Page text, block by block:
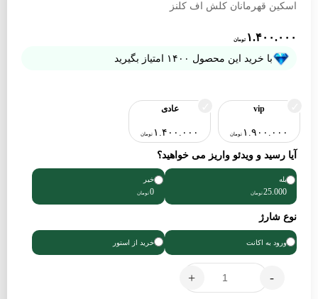
اسکین قهرمانان کلش اف کلنز
۱.۴۰۰.۰۰۰ تومان
با خرید این محصول ۱۴۰۰ امتیاز بگیرید
vip
۱.۹۰۰.۰۰۰ تومان
عادی
۱.۴۰۰.۰۰۰ تومان
آیا رسید و ویدئو واریز می خواهید؟
بله
25.000تومان
خیر
0تومان
نوع شارژ
ورود به اکانت خرید از استور
-
+